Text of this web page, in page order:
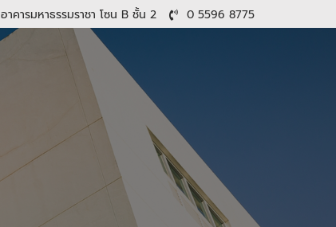
อาคารมหาธรรมราชา โซน B ชั้น 2 0 5596 8775